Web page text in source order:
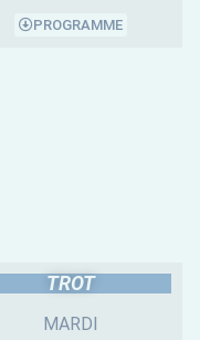
PROGRAMME
TROT
MARDI